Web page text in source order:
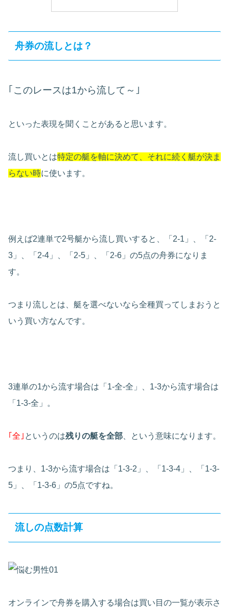
舟券の流しとは？
｢このレースは1から流して～｣
といった表現を聞くことがあると思います。
流し買いとは特定の艇を軸に決めて、それに続く艇が決ま
らない時に使います。
例えば2連単で2号艇から流し買いすると、「2-1」、「2-
3」、「2-4」、「2-5」、「2-6」の5点の舟券になりま
す。
つまり流しとは、艇を選べないなら全種買ってしまおうと
いう買い方なんです。
3連単の1から流す場合は「1-全-全」、1-3から流す場合は
「1-3-全」。
｢全｣ というのは残りの艇を全部 、という意味になります。
つまり、1-3から流す場合は「1-3-2」、「1-3-4」、「1-3-
5」、「1-3-6」の5点ですね。
流しの点数計算
オンラインで舟券を購入する場合は買い目の一覧が表示さ